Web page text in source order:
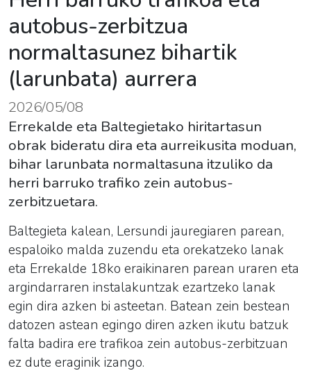
autobus-zerbitzua
normaltasunez bihartik
(larunbata) aurrera
2026/05/08
Errekalde eta Baltegietako hiritartasun
obrak bideratu dira eta aurreikusita moduan,
bihar larunbata normaltasuna itzuliko da
herri barruko trafiko zein autobus-
zerbitzuetara.
Baltegieta kalean, Lersundi jauregiaren parean,
espaloiko malda zuzendu eta orekatzeko lanak
eta Errekalde 18ko eraikinaren parean uraren eta
argindarraren instalakuntzak ezartzeko lanak
egin dira azken bi asteetan. Batean zein bestean
datozen astean egingo diren azken ikutu batzuk
falta badira ere trafikoa zein autobus-zerbitzuan
ez dute eraginik izango.